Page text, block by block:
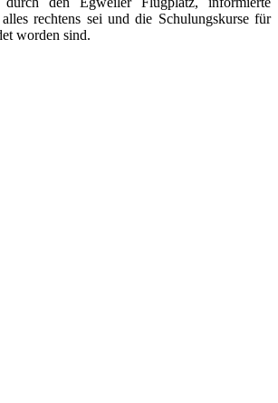
rechtens sei und die Schulungskurse für
worden sind.